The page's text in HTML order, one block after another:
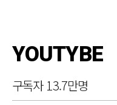
YOUTYBE
구독자 13.7만명